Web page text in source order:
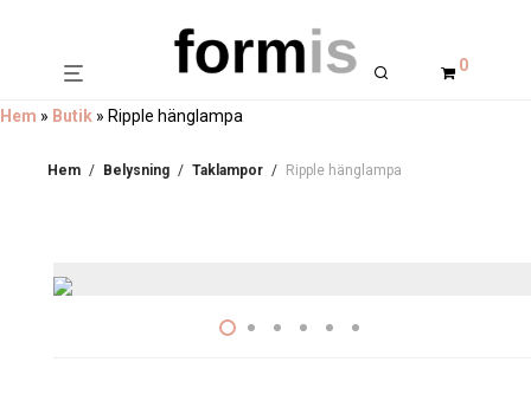
0
Hem » Butik » Ripple hänglampa
Hem / Belysning / Taklampor / Ripple hänglampa